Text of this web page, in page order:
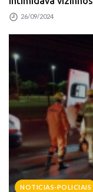
26/09/2024
NOTICIAS-POLICIAIS